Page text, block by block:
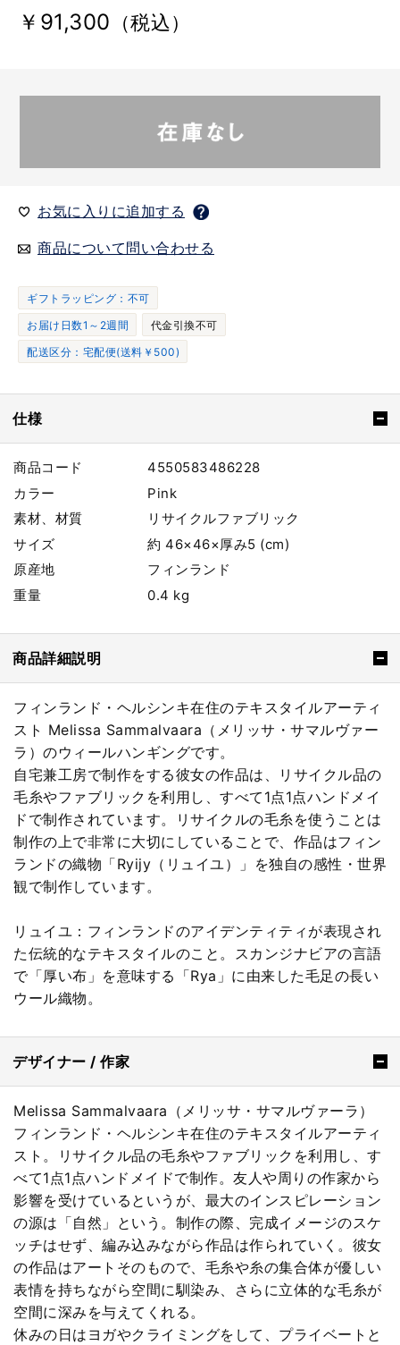
￥91,300 （税込）
お気に入りに追加する
商品について問い合わせる
ギフトラッピング：不可
お届け日数1～2週間
代金引換不可
配送区分：宅配便(送料￥500)
仕様
商品コード
4550583486228
カラー
Pink
素材、材質
リサイクルファブリック
サイズ
約 46×46×厚み5 (cm)
原産地
フィンランド
重量
0.4 kg
商品詳細説明
フィンランド・ヘルシンキ在住のテキスタイルアーティ
スト Melissa Sammalvaara（メリッサ・サマルヴァー
ラ）のウィールハンギングです。
自宅兼工房で制作をする彼女の作品は、リサイクル品の
毛糸やファブリックを利用し、すべて1点1点ハンドメイ
ドで制作されています。リサイクルの毛糸を使うことは
制作の上で非常に大切にしていることで、作品はフィン
ランドの織物「Ryijy（リュイユ）」を独自の感性・世界
観で制作しています。
リュイユ：フィンランドのアイデンティティが表現され
た伝統的なテキスタイルのこと。スカンジナビアの言語
で「厚い布」を意味する「Rya」に由来した毛足の長い
ウール織物。
デザイナー / 作家
Melissa Sammalvaara（メリッサ・サマルヴァーラ）
フィンランド・ヘルシンキ在住のテキスタイルアーティ
スト。リサイクル品の毛糸やファブリックを利用し、す
べて1点1点ハンドメイドで制作。友人や周りの作家から
影響を受けているというが、最大のインスピレーション
の源は「自然」という。制作の際、完成イメージのスケ
ッチはせず、編み込みながら作品は作られていく。彼女
の作品はアートそのもので、毛糸や糸の集合体が優しい
表情を持ちながら空間に馴染み、さらに立体的な毛糸が
空間に深みを与えてくれる。
休みの日はヨガやクライミングをして、プライベートと